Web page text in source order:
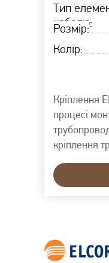
Тип
кабелю:
Розмір:
Колір:
Кріплення
процесі
кріплення